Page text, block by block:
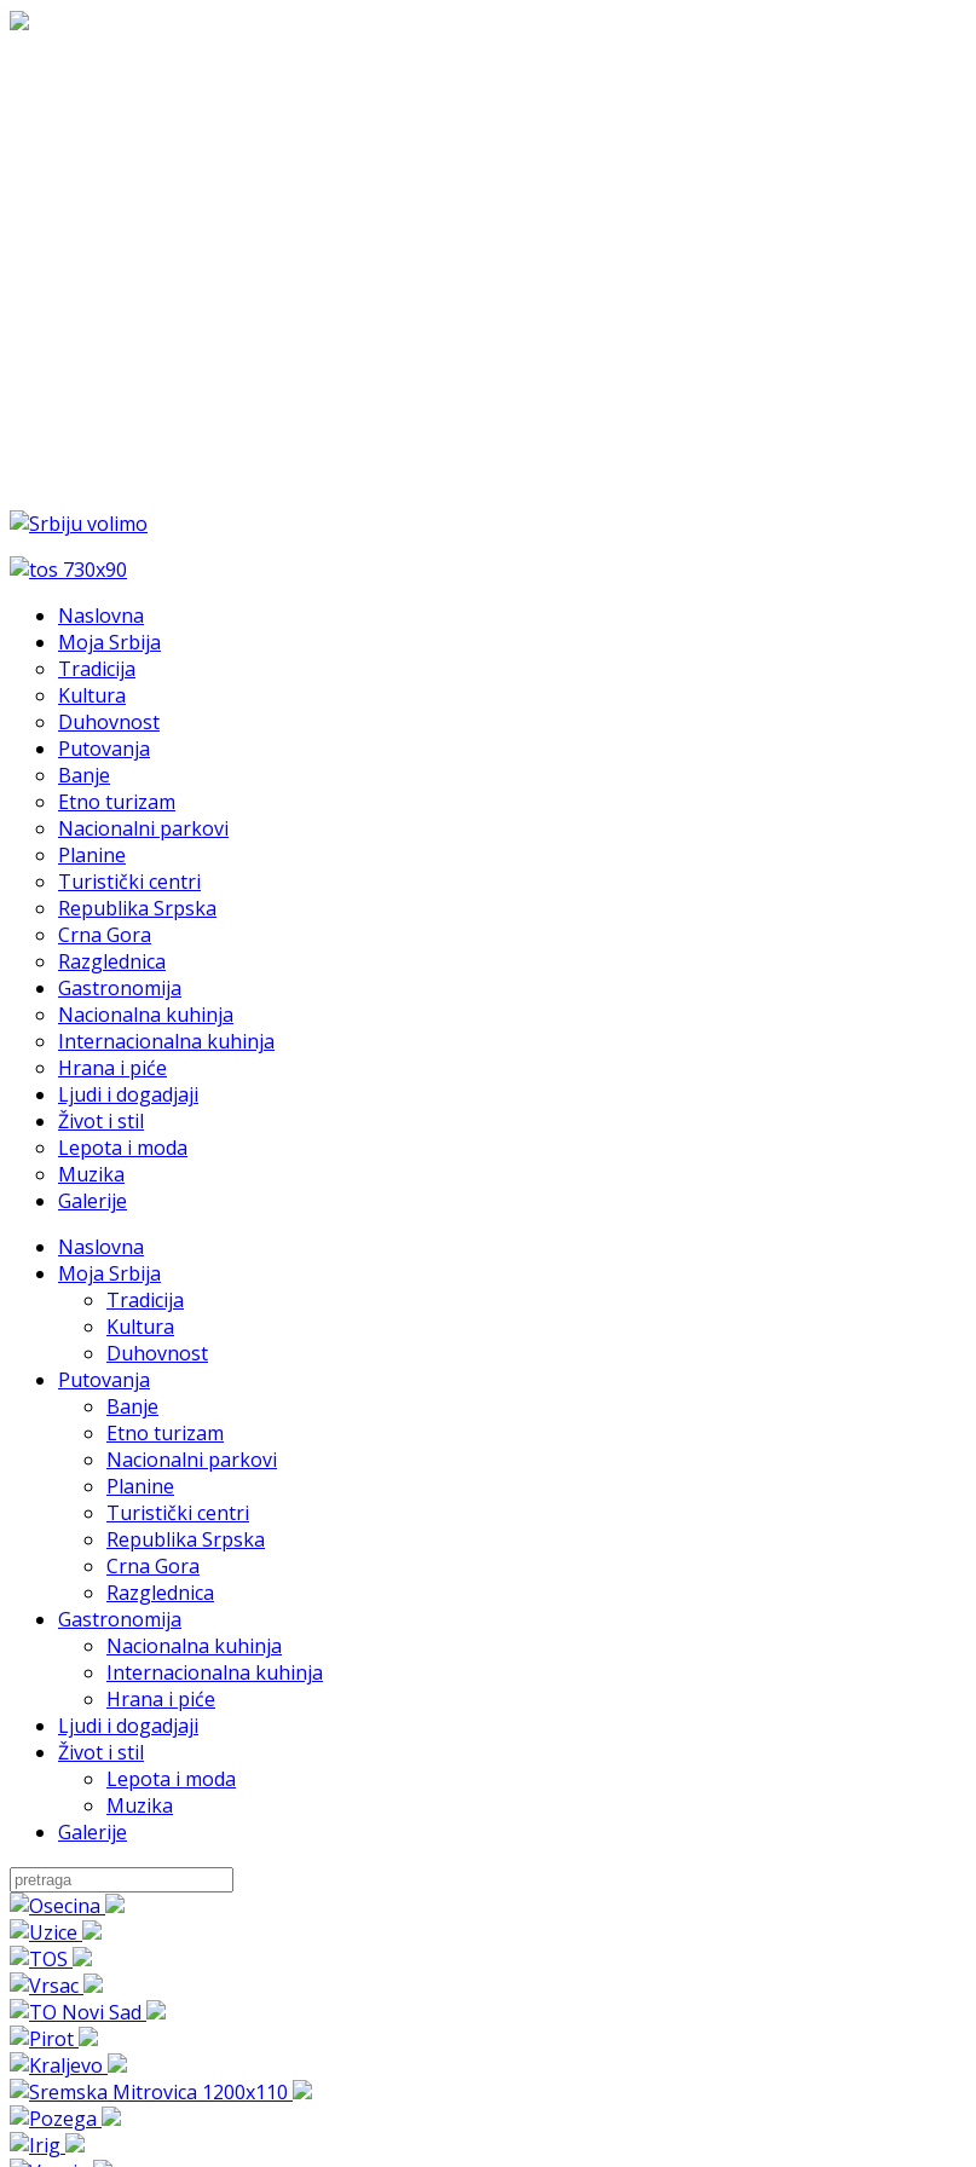
Naslovna
Moja Srbija
Tradicija
Kultura
Duhovnost
Putovanja
Banje
Etno turizam
Nacionalni parkovi
Planine
Turistički centri
Republika Srpska
Crna Gora
Razglednica
Gastronomija
Nacionalna kuhinja
Internacionalna kuhinja
Hrana i piće
Ljudi i dogadjaji
Život i stil
Lepota i moda
Muzika
Galerije
Naslovna
Moja Srbija
Tradicija
Kultura
Duhovnost
Putovanja
Banje
Etno turizam
Nacionalni parkovi
Planine
Turistički centri
Republika Srpska
Crna Gora
Razglednica
Gastronomija
Nacionalna kuhinja
Internacionalna kuhinja
Hrana i piće
Ljudi i dogadjaji
Život i stil
Lepota i moda
Muzika
Galerije